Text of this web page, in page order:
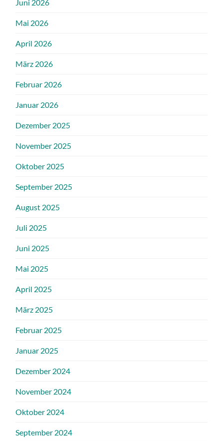
Juni 2026
Mai 2026
April 2026
März 2026
Februar 2026
Januar 2026
Dezember 2025
November 2025
Oktober 2025
September 2025
August 2025
Juli 2025
Juni 2025
Mai 2025
April 2025
März 2025
Februar 2025
Januar 2025
Dezember 2024
November 2024
Oktober 2024
September 2024